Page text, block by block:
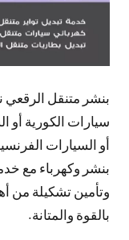
بنشر متنقل
سيارات الكورية أو
أو السيارات
بنشر وكهرباء مع
وتأمين تشكيلة من
بالقوة والمتانة.